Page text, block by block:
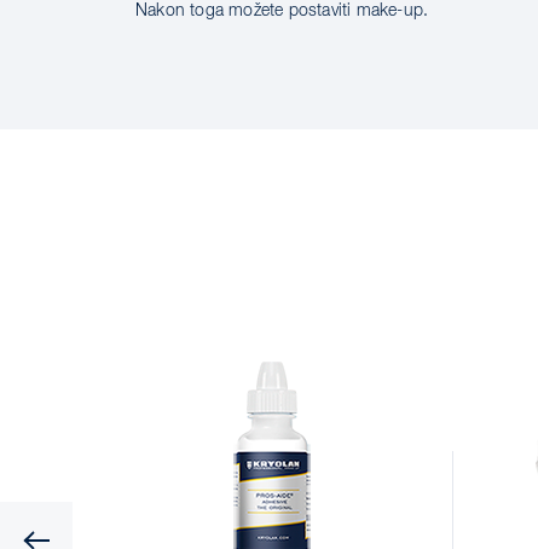
Nakon toga možete postaviti make-up.
Previous